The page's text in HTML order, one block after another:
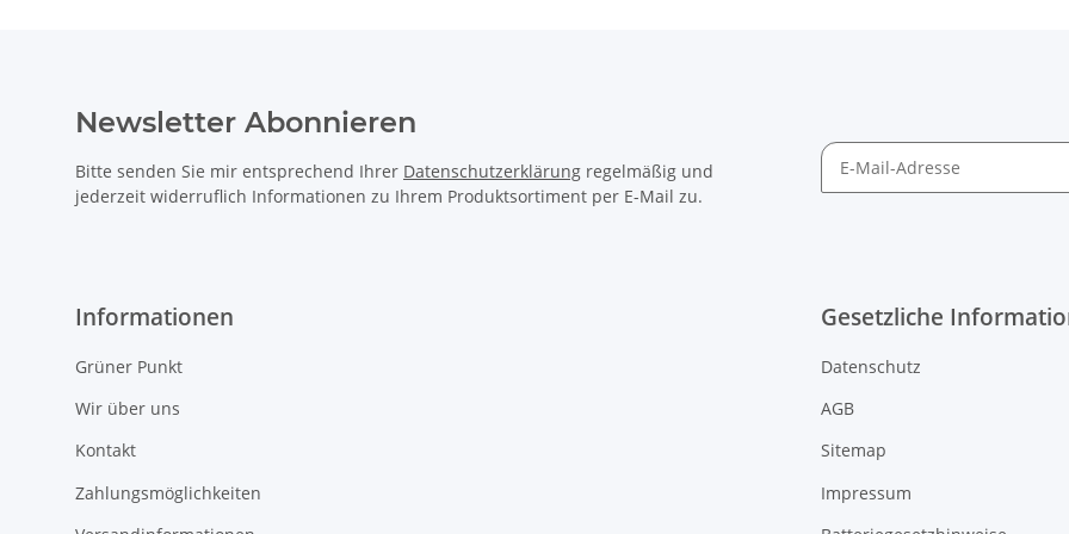
Newsletter Abonnieren
Bitte senden Sie mir entsprechend Ihrer Datenschutzerklärung regelmäßig und
jederzeit widerruflich Informationen zu Ihrem Produktsortiment per E-Mail zu.
Informationen
Grüner Punkt
Wir über uns
Kontakt
Zahlungsmöglichkeiten
Gesetzliche
Datenschutz
AGB
Sitemap
Impressum